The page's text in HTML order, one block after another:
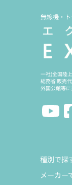
無線機・
一社)全国陸
総務省 販売
外国公館等
種別で探
メーカー